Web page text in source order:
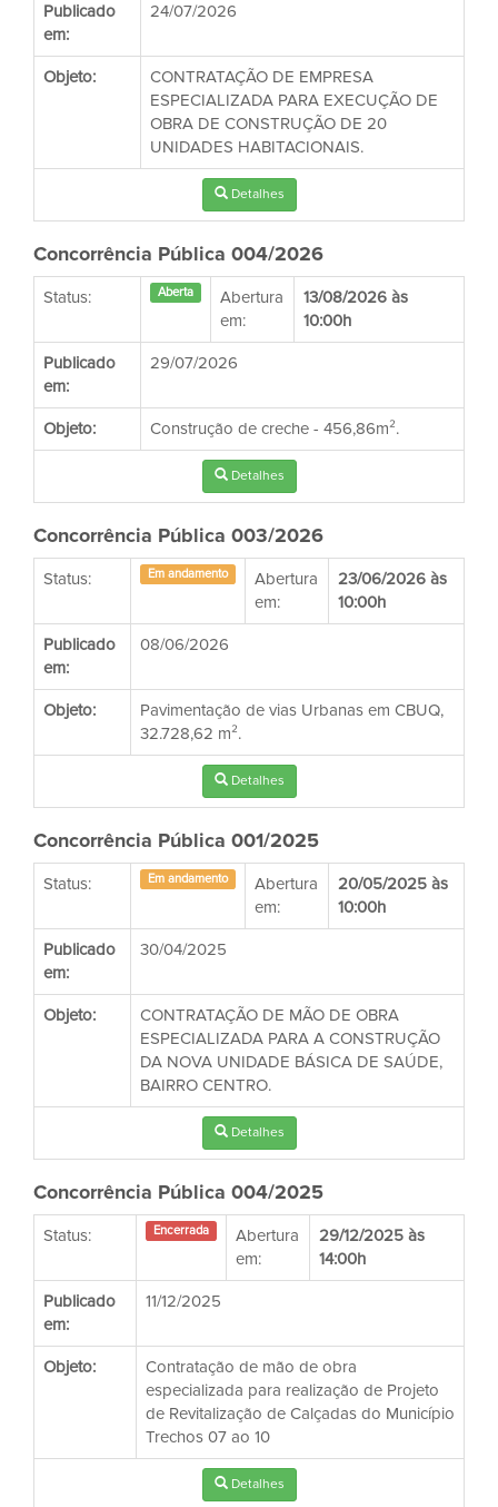
Publicado
em:
24/07/2026
Objeto:
CONTRATAÇÃO DE EMPRESA
ESPECIALIZADA PARA EXECUÇÃO DE
OBRA DE CONSTRUÇÃO DE 20
UNIDADES HABITACIONAIS.
Detalhes
Concorrência Pública 004/2026
Status: Aberta
Abertura
em:
13/08/2026 às
10:00h
Publicado
em:
29/07/2026
Objeto: Construção de creche - 456,86m².
Detalhes
Concorrência Pública 003/2026
Status: Em andamento
Abertura
em:
23/06/2026 às
10:00h
Publicado
em:
08/06/2026
Objeto:
Pavimentação de vias Urbanas em CBUQ,
32.728,62 m².
Detalhes
Concorrência Pública 001/2025
Status: Em andamento
Abertura
em:
20/05/2025 às
10:00h
Publicado
em:
30/04/2025
Objeto:
CONTRATAÇÃO DE MÃO DE OBRA
ESPECIALIZADA PARA A CONSTRUÇÃO
DA NOVA UNIDADE BÁSICA DE SAÚDE,
BAIRRO CENTRO.
Detalhes
Concorrência Pública 004/2025
Status: Encerrada
Abertura
em:
29/12/2025 às
14:00h
Publicado
em:
11/12/2025
Objeto:
Contratação de mão de obra
especializada para realização de Projeto
de Revitalização de Calçadas do Município
Trechos 07 ao 10
Detalhes